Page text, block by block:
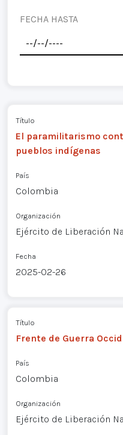
FECHA HASTA
Título
El paramilitarismo
pueblos indígenas
País
Colombia
Organización
Ejército de Liberación
Fecha
2025-02-26
Título
Frente de Guerra
País
Colombia
Organización
Ejército de Liberación